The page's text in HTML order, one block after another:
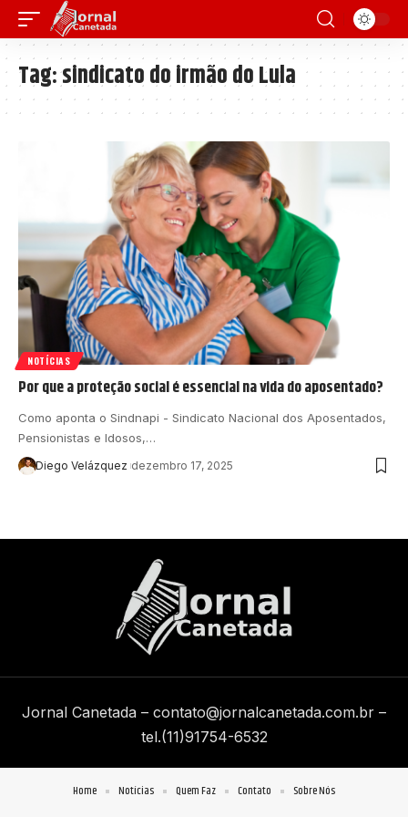
Tag:sindicato do irmão do Lula
NOTÍCIAS
Por que a proteção social é essencial na vida do aposentado?
Como aponta o Sindnapi - Sindicato Nacional dos Aposentados,
Pensionistas e Idosos,…
Diego Velázquez dezembro 17, 2025
Jornal Canetada – contato@jornalcanetada.com.br –
tel.(11)91754-6532
Home Notícias Quem Faz Contato Sobre Nós